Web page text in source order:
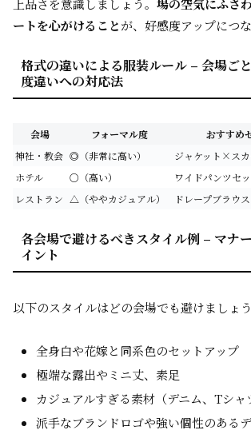
上品さを意識しましょう。 場の空気にふさ
ートを心がけることが、好感度アップにつな
格式の違いによる服装ルール – 会場ご
度違いへの対応法
会場 フォーマル度
おすすめ
神社・教会 ◎（非常に高い）
ジャケット×ス
ホテル
○（高い）
ワイドパンツセ
レストラン △（ややカジュアル） ドレープブラウ
各会場で避けるべきスタイル例 – マナ
イント
以下のスタイルはどの会場でも避けましょう
全身白や花嫁と同系色のセットアップ
極端な露出やミニ丈、素足
カジュアルすぎる素材（デニム、Tシャ
派手なブランドロゴや強い個性のある